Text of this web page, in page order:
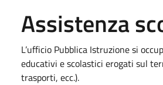
Assistenza
L’ufficio Pubblica Istruzione si
educativi e scolastici erogati sul
trasporti, ecc.).